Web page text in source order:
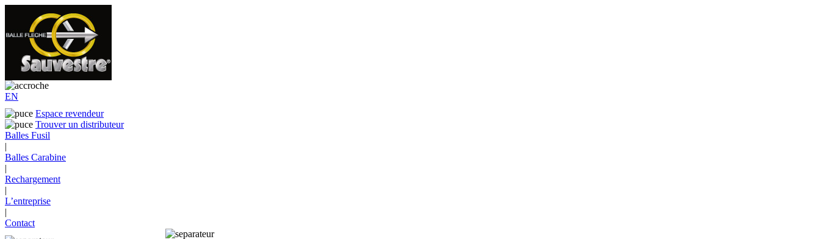
EN
Espace revendeur
Trouver un distributeur
Balles Fusil
|
Balles Carabine
|
Rechargement
|
L’entreprise
|
Contact